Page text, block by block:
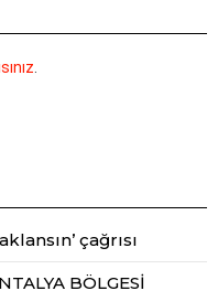
çağrısı
BÖLGESİ